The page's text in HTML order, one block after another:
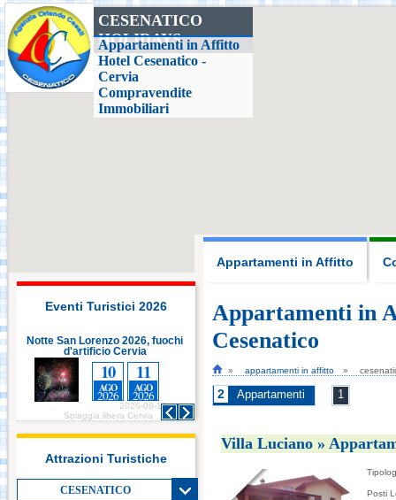
CESENATICO
HOLIDAYS
Appartamenti in Affitto
Hotel Cesenatico -
Cervia
Compravendite
Immobiliari
Appartamenti in Affitto
Eventi Turistici 2026
Notte San Lorenzo 2026, fuochi
d'artificio Cervia
10
AGO
2026
11
AGO
2026
2026-08-10
Spiaggia libera Cervia
Notte San Lorenzo 2026, fuochi
d'artificio Cervia
10
AGO
2026
11
AGO
2026-08-10
Attrazioni Turistiche
CESENATICO
Casa delle Farfalle,
Milano Marittima
Adriatic Golf Club
Cervia - Milano
Marittima
Parco Oltremare -
Fiabilandia Rimini
Italia in Miniatura -
Rimini
Le Navi Acquario -
Cattolica
Appartamenti in
Cesenatico
appartamenti in affitto
2 Appartamenti 1
Villa Luciano »
Posti